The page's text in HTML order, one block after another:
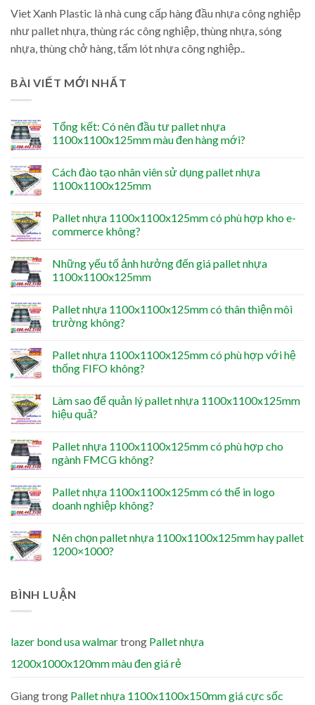
Viet Xanh Plastic là nhà cung cấp hàng đầu nhựa công nghiệp
như pallet nhựa, thùng rác công nghiệp, thùng nhựa, sóng
nhựa, thùng chở hàng, tấm lót nhựa công nghiệp..
BÀI VIẾT MỚI NHẤT
Tổng kết: Có nên đầu tư pallet nhựa
1100x1100x125mm màu đen hàng mới?
Cách đào tạo nhân viên sử dụng pallet nhựa
1100x1100x125mm
Pallet nhựa 1100x1100x125mm có phù hợp kho e-
commerce không?
Những yếu tố ảnh hưởng đến giá pallet nhựa
1100x1100x125mm
Pallet nhựa 1100x1100x125mm có thân thiện môi
trường không?
Pallet nhựa 1100x1100x125mm có phù hợp với hệ
thống FIFO không?
Làm sao để quản lý pallet nhựa 1100x1100x125mm
hiệu quả?
Pallet nhựa 1100x1100x125mm có phù hợp cho
ngành FMCG không?
Pallet nhựa 1100x1100x125mm có thể in logo
doanh nghiệp không?
Nên chọn pallet nhựa 1100x1100x125mm hay pallet
1200×1000?
BÌNH LUẬN
lazer bond usa walmartrong Pallet nhựa
1200x1000x120mm màu đen giá rẻ
Giangtrong Pallet nhựa 1100x1100x150mm giá cực sốc